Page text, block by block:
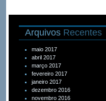
Arquivos Recentes
maio 2017
abril 2017
março 2017
fevereiro 2017
janeiro 2017
dezembro 2016
novembro 2016